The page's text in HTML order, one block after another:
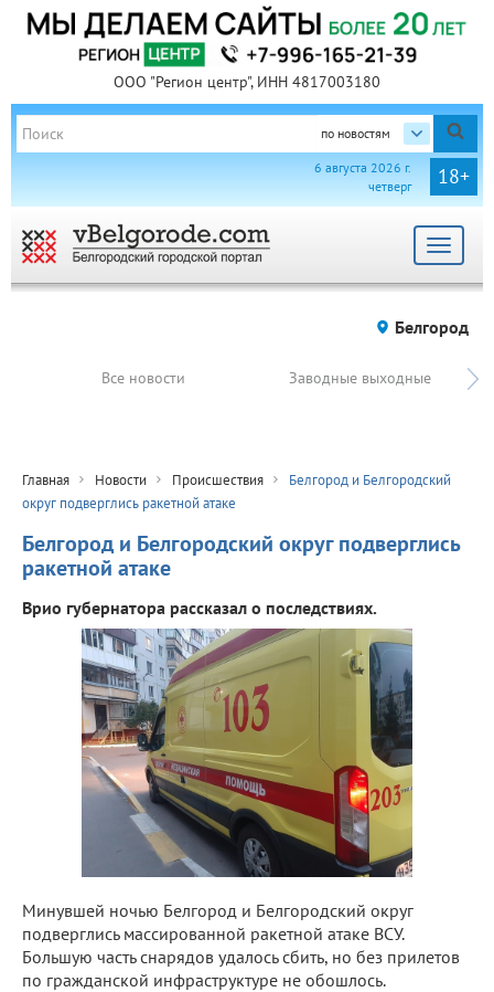
ООО "Регион центр", ИНН 4817003180
по новостям
18+
6 августа 2026 г.
четверг
Toggle
Белгород
Все новости Заводные выходные
Главная Новости Происшествия
Белгород и Белгородский
округ подверглись ракетной атаке
Белгород и Белгородский округ подверглись
ракетной атаке
Врио губернатора рассказал о последствиях.
Минувшей ночью Белгород и Белгородский округ
подверглись массированной ракетной атаке ВСУ.
Большую часть снарядов удалось сбить, но без прилетов
по гражданской инфраструктуре не обошлось.